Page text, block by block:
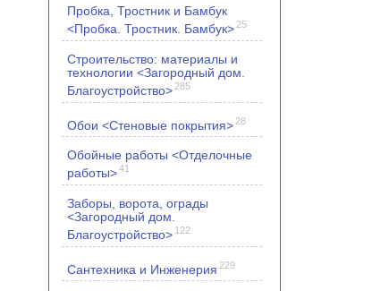
Пробка, Тростник и Бамбук
<Пробка. Тростник. Бамбук>25
Строительство: материалы и
технологии <Загородный дом.
Благоустройство> 285
Обои <Стеновые покрытия> 28
Обойные работы <Отделочные
работы>41
Заборы, ворота, ограды
<Загородный дом.
Благоустройство> 122
Сантехника и Инженерия 229